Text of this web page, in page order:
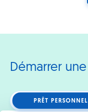
Démarrer une
PRÊT PERSONNEL